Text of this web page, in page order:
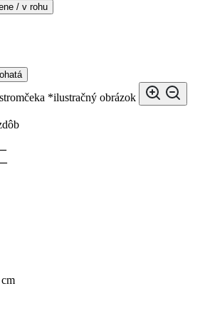
/ v rohu
*ilustračný obrázok